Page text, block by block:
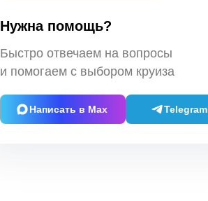
Нужна помощь?
Быстро отвечаем на вопросы
и помогаем с выбором круиза
Написать в Max Telegram